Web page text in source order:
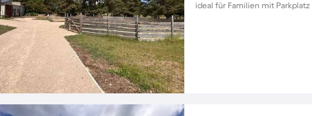
ideal für Familien mit